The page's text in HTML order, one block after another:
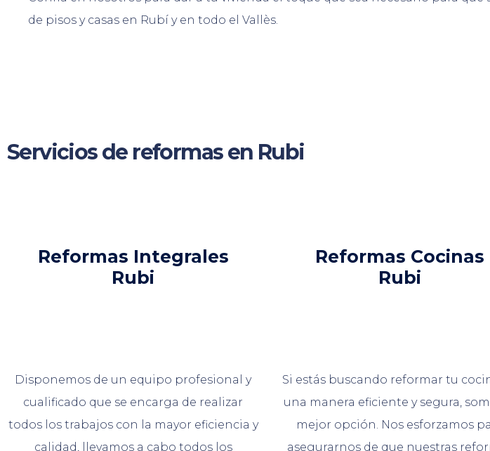
de pisos y casas en Rubí y en todo el Vallès.
Servicios de reformas en Rubi
Reformas Integrales
Rubi
Disponemos de un equipo profesional y
cualificado que se encarga de realizar
todos los trabajos con la mayor eficiencia y
calidad, llevamos a cabo todos los
Reformas Cocinas
Rubi
Si estás buscando reformar tu
una manera eficiente y segura,
mejor opción. Nos esforzamos
asegurarnos de que nuestras